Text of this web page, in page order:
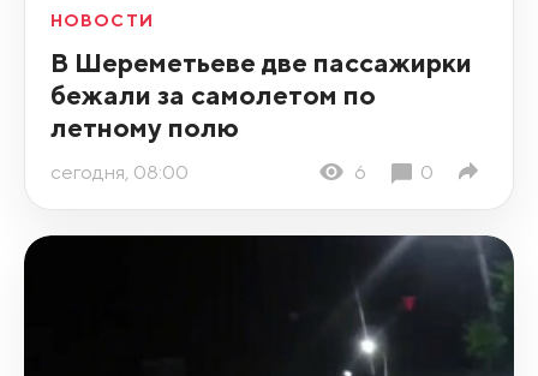
НОВОСТИ
В Шереметьеве две пассажирки
бежали за самолетом по
летному полю
сегодня, 08:00 6 0